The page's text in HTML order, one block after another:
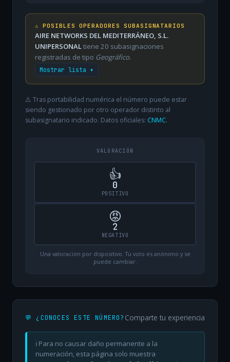
⚠️ POSIBLES OPERADORES SUBASIGNATARIOS
AIRE NETWORKS DEL MEDITERRÁNEO, S.L.
UNIPERSONALtiene 20 subasignaciones
registradas de tipo Geográfico.
Mostrar lista ▾
⚠️ Tras portabilidad numérica el número puede estar
siendo gestionado por otro operador distinto al
subasignatario indicado. Datos oficiales: CNMC.
VALORACIÓN
👍
0
POSITIVO
😡
2
NEGATIVO
Una valoración por dispositivo. Tu voto es anónimo y se
puede cambiar.
💬 ¿CONOCES ESTE NÚMERO? Comparte tu experiencia
ℹ️ Para no causar daño permanente a la
numeración, esta página solo muestra